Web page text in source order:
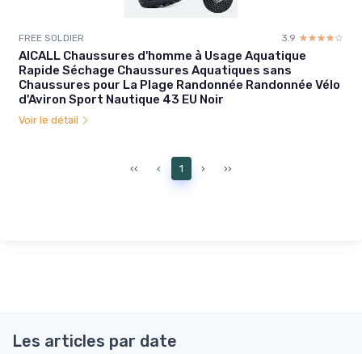
FREE SOLDIER 3.9 ☆☆☆☆☆
★★★★★
AICALL Chaussures d'homme à Usage Aquatique
Rapide Séchage Chaussures Aquatiques sans
Chaussures pour La Plage Randonnée Randonnée Vélo
d'Aviron Sport Nautique 43 EU Noir
Voir le détail
‹‹ ‹ 1 › ››
Les articles par date